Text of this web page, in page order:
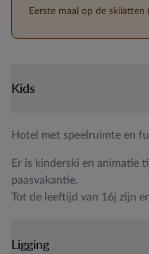
Eerste maal op de skilatten
Kids
Hotel met speelruimte en
Er is kinderski en animatie
paasvakantie.
Tot de leeftijd van 16j zijn
Ligging